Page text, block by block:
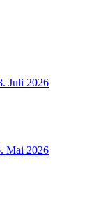
Juli 2026
Mai 2026